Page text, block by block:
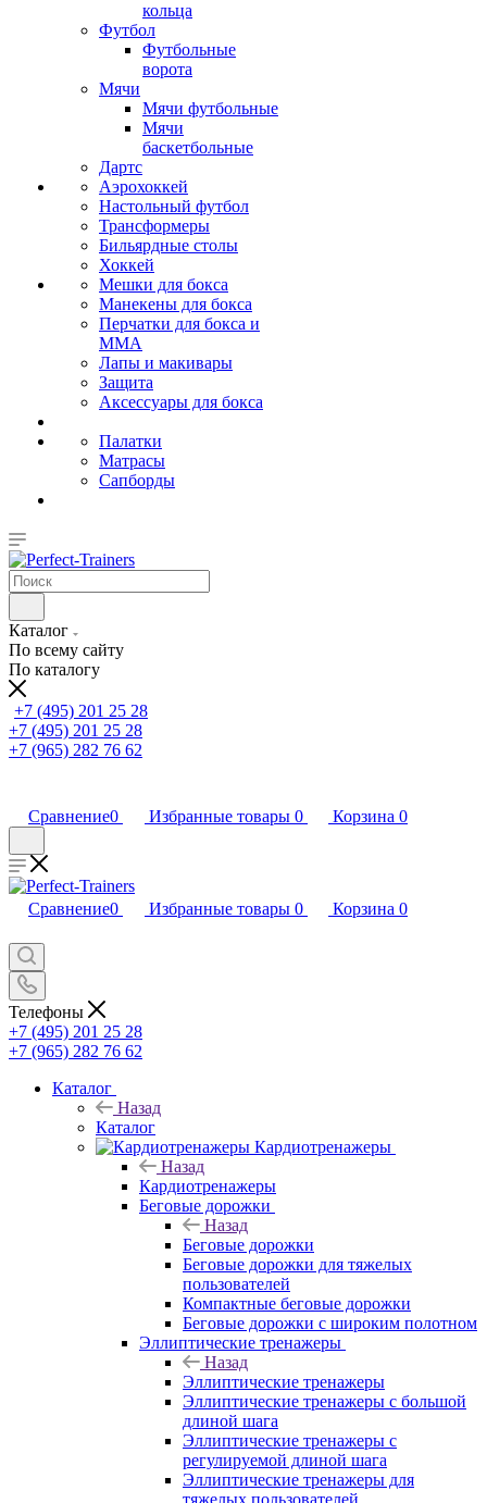
кольца
Футбол
Футбольные
ворота
Мячи
Мячи футбольные
Мячи
баскетбольные
Дартс
Аэрохоккей
Настольный футбол
Трансформеры
Бильярдные столы
Хоккей
Мешки для бокса
Манекены для бокса
Перчатки для бокса и
MMA
Лапы и макивары
Защита
Аксессуары для бокса
Палатки
Матрасы
Сапборды
Каталог
По всему сайту
По каталогу
+7 (495) 201 25 28
+7 (495) 201 25 28
+7 (965) 282 76 62
Сравнение0 Избранные товары 0 Корзина 0
Сравнение0 Избранные товары 0 Корзина 0
Телефоны
+7 (495) 201 25 28
+7 (965) 282 76 62
Каталог
Назад
Каталог
Кардиотренажеры
Назад
Кардиотренажеры
Беговые дорожки
Назад
Беговые дорожки
Беговые дорожки для тяжелых
пользователей
Компактные беговые дорожки
Беговые дорожки с широким полотном
Эллиптические тренажеры
Назад
Эллиптические тренажеры
Эллиптические тренажеры с большой
длиной шага
Эллиптические тренажеры с
регулируемой длиной шага
Эллиптические тренажеры для
тяжелых пользователей